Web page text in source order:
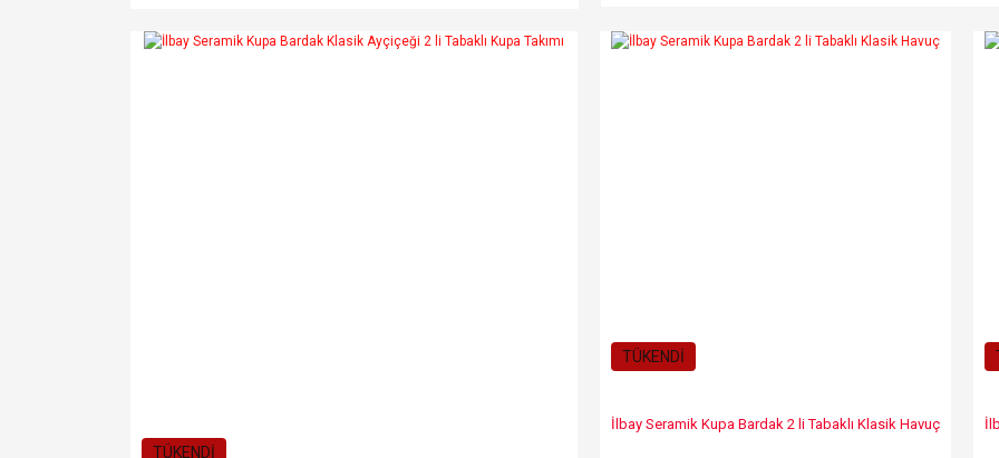
TÜKENDİ
TÜKENDİ
İlbay Seramik Kupa Bardak 2 li Tabaklı Klasik Havuç